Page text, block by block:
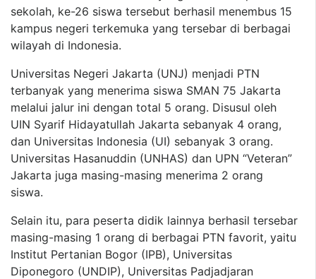
sekolah, ke-26 siswa tersebut berhasil menembus 15
kampus negeri terkemuka yang tersebar di berbagai
wilayah di Indonesia.
Universitas Negeri Jakarta (UNJ) menjadi PTN
terbanyak yang menerima siswa SMAN 75 Jakarta
melalui jalur ini dengan total 5 orang. Disusul oleh
UIN Syarif Hidayatullah Jakarta sebanyak 4 orang,
dan Universitas Indonesia (UI) sebanyak 3 orang.
Universitas Hasanuddin (UNHAS) dan UPN “Veteran”
Jakarta juga masing-masing menerima 2 orang
siswa.
Selain itu, para peserta didik lainnya berhasil tersebar
masing-masing 1 orang di berbagai PTN favorit, yaitu
Institut Pertanian Bogor (IPB), Universitas
Diponegoro (UNDIP), Universitas Padjadjaran